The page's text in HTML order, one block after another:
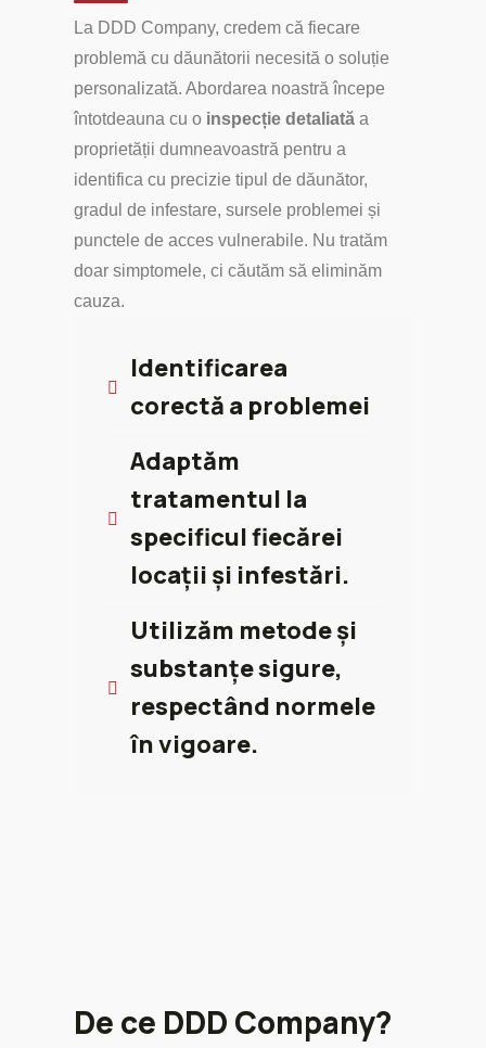
La DDD Company, credem că fiecare
problemă cu dăunătorii necesită o soluție
personalizată. Abordarea noastră începe
întotdeauna cu o inspecție detaliată a
proprietății dumneavoastră pentru a
identifica cu precizie tipul de dăunător,
gradul de infestare, sursele problemei și
punctele de acces vulnerabile. Nu tratăm
doar simptomele, ci căutăm să eliminăm
cauza.
Identificarea
corectă a problemei
Adaptăm
tratamentul la
specificul fiecărei
locații și infestări.
Utilizăm metode și
substanțe sigure,
respectând normele
în vigoare.
De ce DDD Company?